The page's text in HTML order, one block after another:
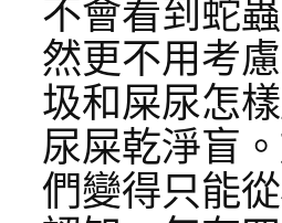
不會看到蛇
然更不用考
圾和屎尿怎
尿屎乾淨盲
們變得只能